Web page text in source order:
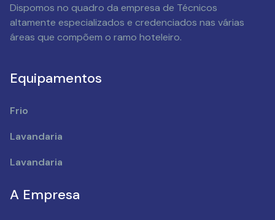
Dispomos no quadro da empresa de Técnicos
altamente especializados e credenciados nas várias
áreas que compõem o ramo hoteleiro.
Equipamentos
Frio
Lavandaria
Lavandaria
A Empresa